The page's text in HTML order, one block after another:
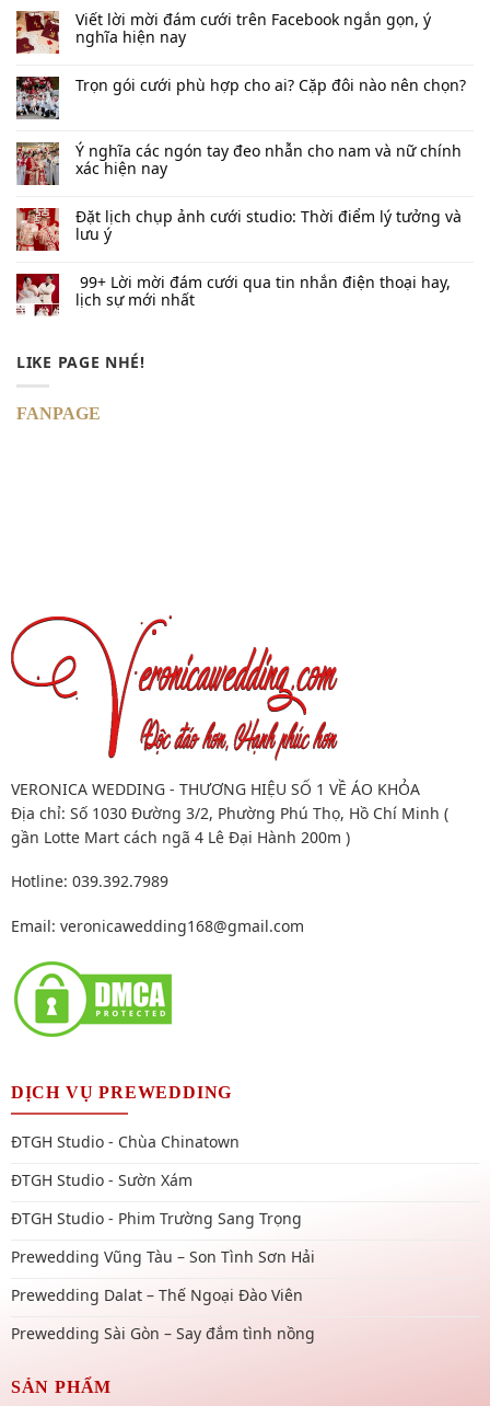
Viết lời mời đám cưới trên Facebook​ ngắn gọn, ý
nghĩa hiện nay
Trọn gói cưới phù hợp cho ai? Cặp đôi nào nên chọn?
Ý nghĩa các ngón tay đeo nhẫn cho nam và nữ chính
xác hiện nay
Đặt lịch chụp ảnh cưới studio: Thời điểm lý tưởng và
lưu ý
99+ Lời mời đám cưới qua tin nhắn​ điện thoại hay,
lịch sự mới nhất
LIKE PAGE NHÉ!
FANPAGE
VERONICA WEDDING - THƯƠNG HIỆU SỐ 1 VỀ ÁO KHỎA
Địa chỉ: Số 1030 Đường 3/2, Phường Phú Thọ, Hồ Chí Minh (
gần Lotte Mart cách ngã 4 Lê Đại Hành 200m )
Hotline: 039.392.7989
Email: veronicawedding168@gmail.com
DỊCH VỤ PREWEDDING
ĐTGH Studio - Chùa Chinatown
ĐTGH Studio - Sườn Xám
ĐTGH Studio - Phim Trường Sang Trọng
Prewedding Vũng Tàu – Son Tình Sơn Hải
Prewedding Dalat – Thế Ngoại Đào Viên
Prewedding Sài Gòn – Say đắm tình nồng
SẢN PHẨM